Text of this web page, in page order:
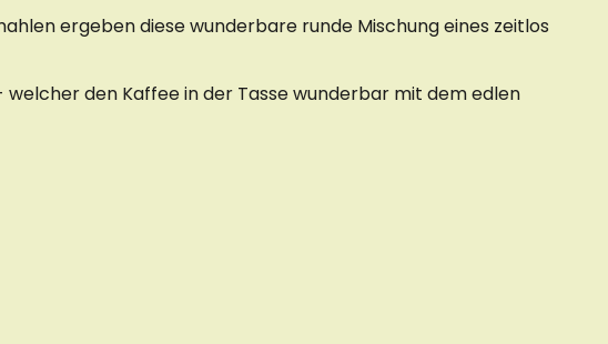
ergeben diese wunderbare runde Mischung eines zeitlos
den Kaffee in der Tasse wunderbar mit dem edlen